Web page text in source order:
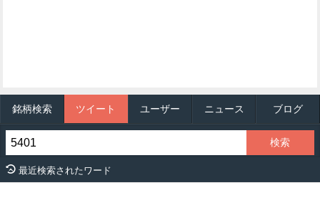
銘柄検索 ツイート ユーザー ニュース ブログ
最近検索されたワード